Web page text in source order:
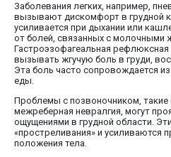
Заболевания легких, например,
вызывают дискомфорт в грудной
усиливается при дыхании или
от болей, связанных с молочными
Гастроэзофагеальная
вызывать жгучую боль в груди,
Эта боль часто сопровождается
еды.
Проблемы с позвоночником, такие
межреберная невралгия, могут
ощущениями в грудной области.
«простреливания» и усиливаются
положения тела.